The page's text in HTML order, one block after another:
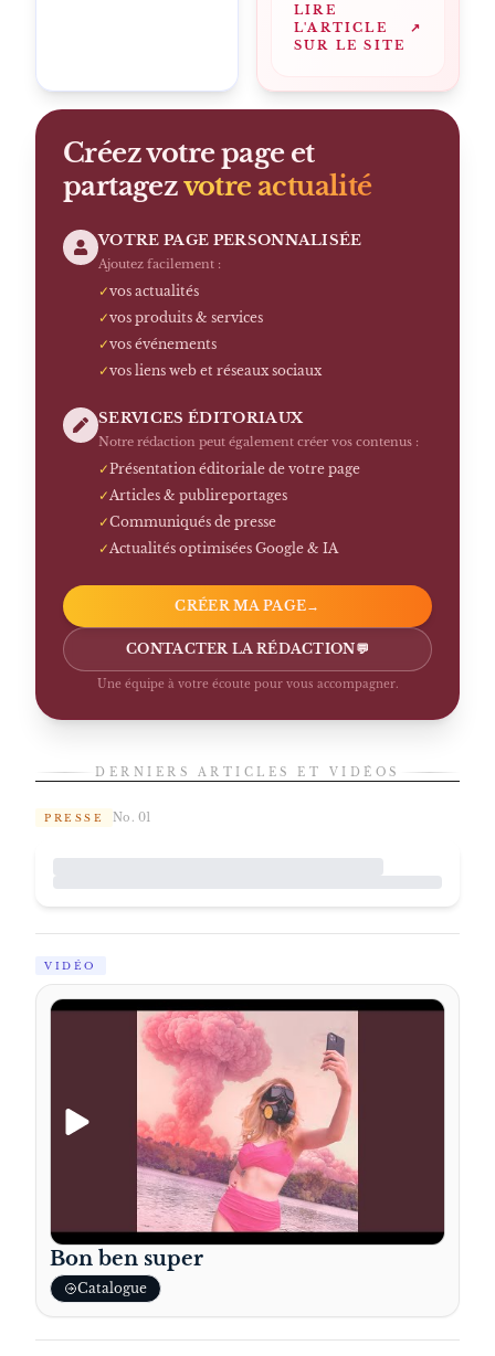
LIRE
L'ARTICLE
SUR LE SITE
↗
Créez votre page et
partagezvotre actualité
VOTRE PAGE PERSONNALISÉE
Ajoutez facilement :
✓vos actualités
✓vos produits & services
✓vos événements
✓vos liens web et réseaux sociaux
SERVICES ÉDITORIAUX
Notre rédaction peut également créer vos contenus :
✓Présentation éditoriale de votre page
✓ Articles & publireportages
✓Communiqués de presse
✓ Actualités optimisées Google & IA
CRÉER MA PAGE→
CONTACTER LA RÉDACTION💬
Une équipe à votre écoute pour vous accompagner.
DERNIERS ARTICLES ET VIDÉOS
PRESSE No. 01
« J’avais l’image très cliché de l’autisme » :
comment Laura Laune a découvert qu’elle
était Asperger
Première humoriste belge à remplir deux Forest
National, Laura Laune revient avec un spectacle
personnel où elle aborde pour la première fois
sur scène son autisme, la violence conjugale et les
coulisses d’un succès vécu dans le chaos.
RTL Info